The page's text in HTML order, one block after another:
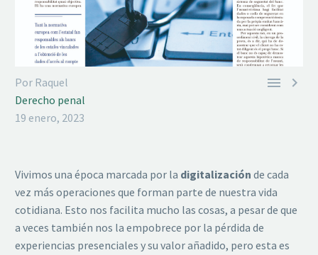
 
Por Raquel
Derecho penal
19 enero, 2023
Vivimos una época marcada por la digitalización de cada
vez más operaciones que forman parte de nuestra vida
cotidiana. Esto nos facilita mucho las cosas, a pesar de que
a veces también nos la empobrece por la pérdida de
experiencias presenciales y su valor añadido, pero esta es